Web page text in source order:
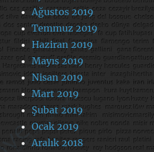
Ağustos 2019
Temmuz 2019
Haziran 2019
Mayıs 2019
Nisan 2019
Mart 2019
Şubat 2019
Ocak 2019
Aralık 2018